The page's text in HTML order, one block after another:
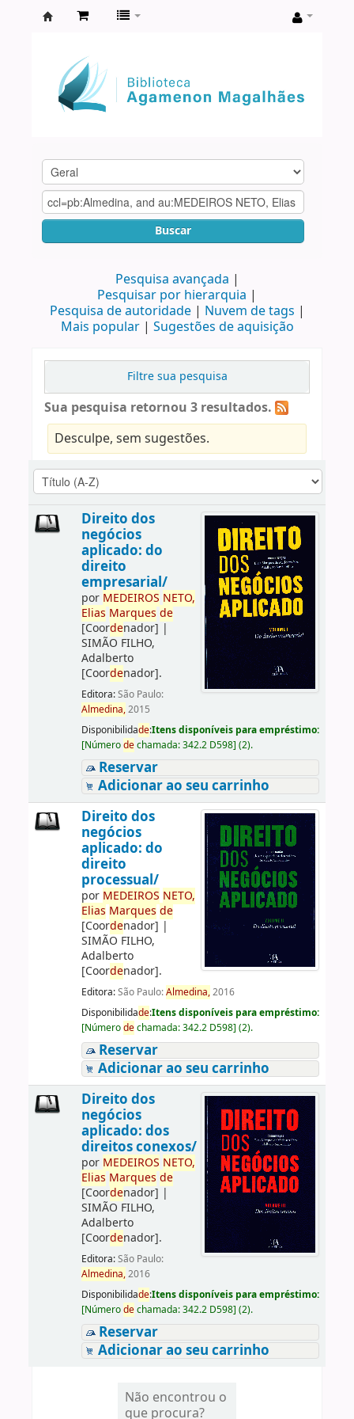
Agamenon
Magalhães
Buscar
Pesquisa avançada
Pesquisar por hierarquia
Pesquisa de autoridade
Nuvem de tags
Mais popular
Sugestões de aquisição
Filtre sua pesquisa
Sua pesquisa retornou 3 resultados.
Desculpe, sem sugestões.
Direito dos
negócios
aplicado: do
direito
empresarial/
por MEDEIROS NETO,
Elias Marques de
[Coordenador] |
SIMÃO FILHO,
Adalberto
[Coordenador].
Editora:São Paulo:
Almedina,2015
Disponibilidade:Itens disponíveis para empréstimo:
[Númerodechamada:342.2 D598] (2).
Reservar
Adicionar ao seu carrinho
Direito dos
negócios
aplicado: do
direito
processual/
por MEDEIROS NETO,
Elias Marques de
[Coordenador] |
SIMÃO FILHO,
Adalberto
[Coordenador].
Editora:São Paulo:Almedina,2016
Disponibilidade:Itens disponíveis para empréstimo:
[Númerodechamada:342.2 D598] (2).
Reservar
Adicionar ao seu carrinho
Direito dos
negócios
aplicado: dos
direitos conexos/
por MEDEIROS NETO,
Elias Marques de
[Coordenador] |
SIMÃO FILHO,
Adalberto
[Coordenador].
Editora:São Paulo:
Almedina,2016
Disponibilidade:Itens disponíveis para empréstimo:
[Númerodechamada:342.2 D598] (2).
Reservar
Adicionar ao seu carrinho
Não encontrou o
que procura?